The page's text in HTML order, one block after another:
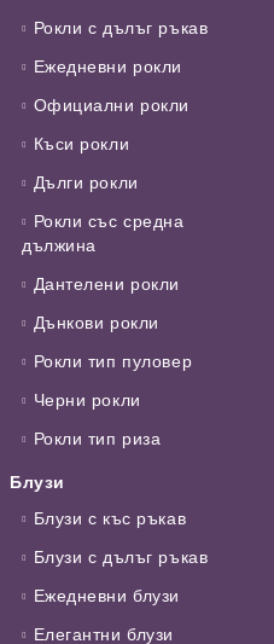
Рокли с дълъг ръкав
Ежедневни рокли
Официални рокли
Къси рокли
Дълги рокли
Рокли със средна
дължина
Дантелени рокли
Дънкови рокли
Рокли тип пуловер
Черни рокли
Рокли тип риза
Блузи
Блузи с къс ръкав
Блузи с дълъг ръкав
Ежедневни блузи
Елегантни блузи